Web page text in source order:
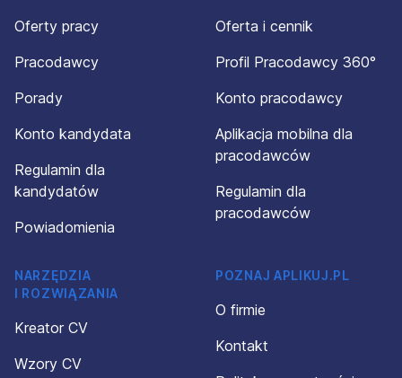
Oferty pracy
Pracodawcy
Porady
Konto kandydata
Regulamin dla
kandydatów
Powiadomienia
Oferta i cennik
Profil Pracodawcy 360°
Konto pracodawcy
Aplikacja mobilna dla
pracodawców
Regulamin dla
pracodawców
NARZĘDZIA
I ROZWIĄZANIA
Kreator CV
Wzory CV
POZNAJ APLIKUJ.PL
O firmie
Kontakt